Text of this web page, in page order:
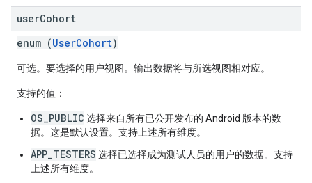
userCohort
enum (UserCohort)
可选。要选择的用户视图。输出数据将与所选视图相对应。
支持的值 ：
OS_PUBLIC 选择来自所有已公开发布的 Android 版本的数
据。这是默认设置。支持上述所有维度。
APP_TESTERS 选择已选择成为测试人员的用户的数据。支持
上述所有维度。